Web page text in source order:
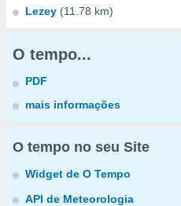
Lezey (11.78 km)
O tempo...
PDF
mais informações
O tempo no seu Site
Widget de O Tempo
API de Meteorologia